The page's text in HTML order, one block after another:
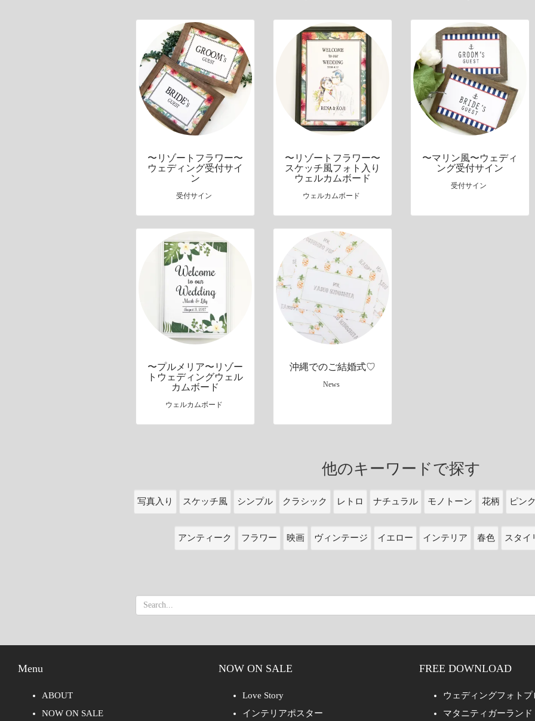
〜リゾートフラワー〜
ウェディング受付サイ
ン
受付サイン
〜リゾートフラワー〜
スケッチ風フォト入り
ウェルカムボード
ウェルカムボード
〜マリン風〜ウェディ
ング受付サイン
受付サイン
〜プルメリア〜リゾー
トウェディングウェル
カムボード
ウェルカムボード
沖縄でのご結婚式♡
News
他のキーワードで探す
写真入り スケッチ風 シンプル クラシック レトロ ナチュラル モノトーン 花柄 ピンク
アンティーク フラワー 映画 ヴィンテージ イエロー インテリア 春色 スタイ
Menu
ABOUT
NOW ON SALE
NOW ON SALE
Love Story
インテリアポスター
FREE DOWNLOAD
ウェディングフォトプ
マタニティガーランド